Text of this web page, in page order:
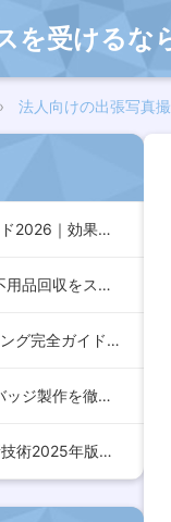
を受けるな
法人向けの出張写真
シーズニング対策完全ガイド2026｜効果的な方法とおすすめア…
2026年最新版：亀山市で不用品回収をスムーズに行うための完…
浦安市のエアコンクリーニング完全ガイド2026年版｜効果的な…
2026年最新版！高品質なバッジ製作を徹底解説：デザインから…
高品質なOPP袋印刷の最新技術2025年版：コスト削減とデザ…